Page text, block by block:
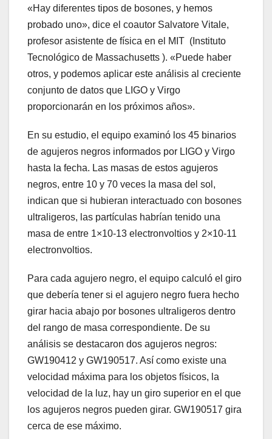
«Hay diferentes tipos de bosones, y hemos
probado uno», dice el coautor Salvatore Vitale,
profesor asistente de física en el MIT (Instituto
Tecnológico de Massachusetts ). «Puede haber
otros, y podemos aplicar este análisis al creciente
conjunto de datos que LIGO y Virgo
proporcionarán en los próximos años».
En su estudio, el equipo examinó los 45 binarios
de agujeros negros informados por LIGO y Virgo
hasta la fecha. Las masas de estos agujeros
negros, entre 10 y 70 veces la masa del sol,
indican que si hubieran interactuado con bosones
ultraligeros, las partículas habrían tenido una
masa de entre 1×10-13 electronvoltios y 2×10-11
electronvoltios.
Para cada agujero negro, el equipo calculó el giro
que debería tener si el agujero negro fuera hecho
girar hacia abajo por bosones ultraligeros dentro
del rango de masa correspondiente. De su
análisis se destacaron dos agujeros negros:
GW190412 y GW190517. Así como existe una
velocidad máxima para los objetos físicos, la
velocidad de la luz, hay un giro superior en el que
los agujeros negros pueden girar. GW190517 gira
cerca de ese máximo.